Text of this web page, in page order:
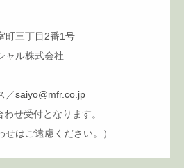
町三丁目2番1号
ャル株式会社
／saiyo@mfr.co.jp
せ受付となります。
せはご遠慮ください。）